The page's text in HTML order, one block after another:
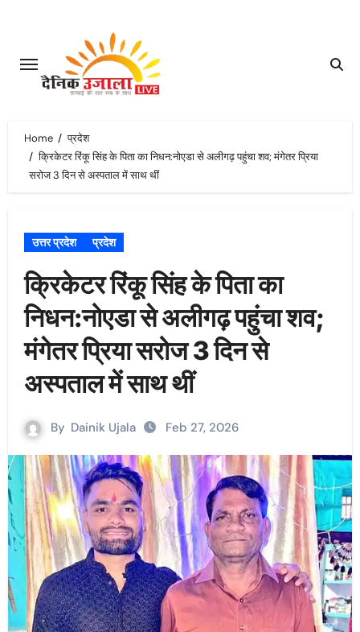
content
Home
प्रदेश
क्रिकेटर रिंकू सिंह के पिता का निधन:नोएडा से अलीगढ़ पहुंचा शव; मंगेतर प्रिया
सरोज 3 दिन से अस्पताल में साथ थीं
उत्तर प्रदेश प्रदेश
क्रिकेटर रिंकू सिंह के पिता का
निधन:नोएडा से अलीगढ़ पहुंचा शव;
मंगेतर प्रिया सरोज 3 दिन से
अस्पताल में साथ थीं
By Dainik Ujala Feb 27, 2026